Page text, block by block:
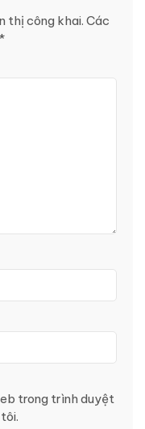
thị công khai. Các
*
trong trình duyệt